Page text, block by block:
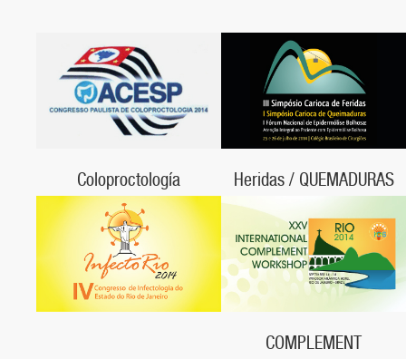
Coloproctología
30 e 31 de mayo, 2014
Hotel Caesar Business Faria Lima
Heridas / QUEMADURAS
25 e 26 de julio, 2014,
Colégio Brasileiro de Cirurgiões, RJ
COMPLEMENT